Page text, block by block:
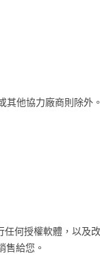
他協力廠商則除外。
任何授權軟體，以及
售給您。